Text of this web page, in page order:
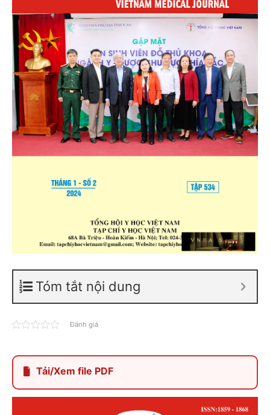
Tóm tắt nội dung
Đánh giá
Tải/Xem file PDF